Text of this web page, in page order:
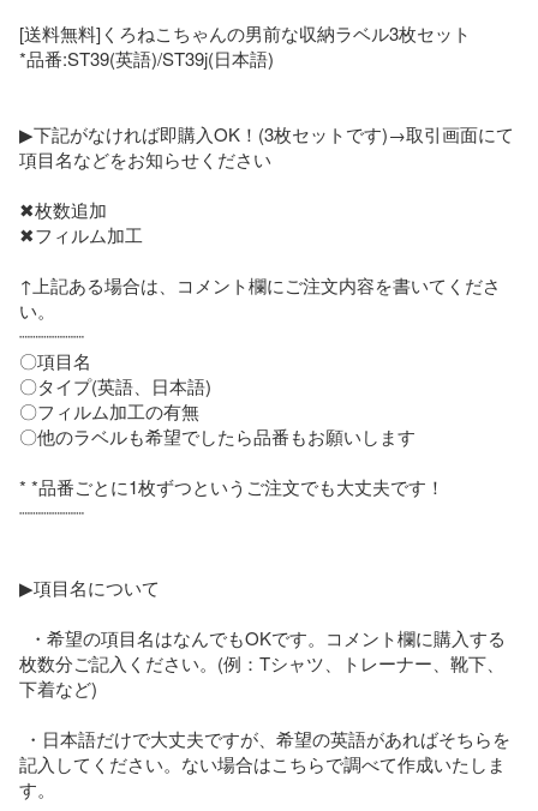
[送料無料]くろねこちゃんの男前な収納ラベル3枚セット
*品番:ST39(英語)/ST39j(日本語)
▶下記がなければ即購入OK！(3枚セットです)→取引画面にて
項目名などをお知らせください
✖枚数追加
✖フィルム加工
↑上記ある場合は、コメント欄にご注文内容を書いてくださ
い。
┈┈┈┈┈┈
〇項目名
〇タイプ(英語、日本語)
〇フィルム加工の有無
〇他のラベルも希望でしたら品番もお願いします
* *品番ごとに1枚ずつというご注文でも大丈夫です！
┈┈┈┈┈┈
▶項目名について
枚数分ご記入ください。(例：Tシャツ、トレーナー、靴下、
下着など)
記入してください。ない場合はこちらで調べて作成いたしま
す。